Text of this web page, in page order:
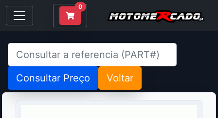
0
Consultar Preço Voltar